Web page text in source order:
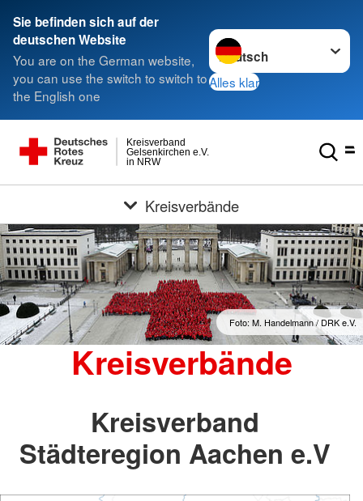
Sie befinden sich auf der
deutschen Website
You are on the German website,
you can use the switch to switch to
the English one
Sprache wechseln zu
Alles klar
in NRW
Gelsenkirchen e.V.
Kreisverband
Kreisverbände
Foto: M. Handelmann / DRK e.V.
Kreisverbände
Kreisverband
Städteregion Aachen e.V